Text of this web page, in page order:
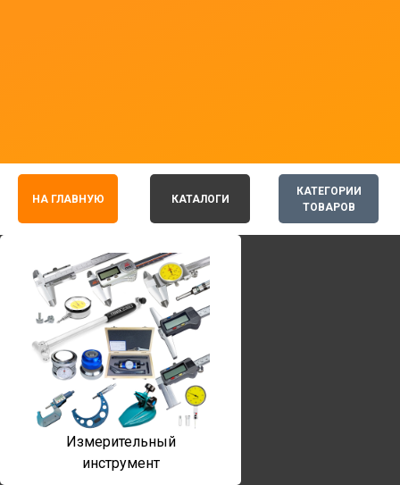
КАТЕГОРИИ
ТОВАРОВ
НА ГЛАВНУЮ КАТАЛОГИ
Измерительный
инструмент